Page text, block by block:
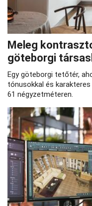
Meleg
göteborgi
Egy göteborgi tetőtér,
tónusokkal és
61 négyzetméteren.